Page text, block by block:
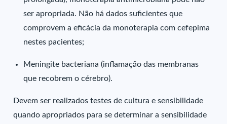
ser apropriada. Não há dados suficientes que
comprovem a eficácia da monoterapia com cefepima
nestes pacientes;
Meningite bacteriana (inflamação das membranas
que recobrem o cérebro).
Devem ser realizados testes de cultura e sensibilidade
quando apropriados para se determinar a sensibilidade